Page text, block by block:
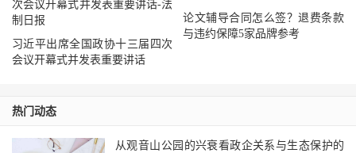
习近平出席全国政协十三届四次
会议开幕式并发表重要讲话
论文辅导合同怎么签？退费条款
与违约保障5家品牌参考
热门动态
从观音山公园的兴衰看政企关系与生态保护的